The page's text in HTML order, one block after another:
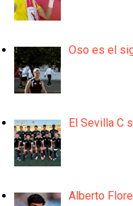
Oso es el
El Sevilla C
Alberto